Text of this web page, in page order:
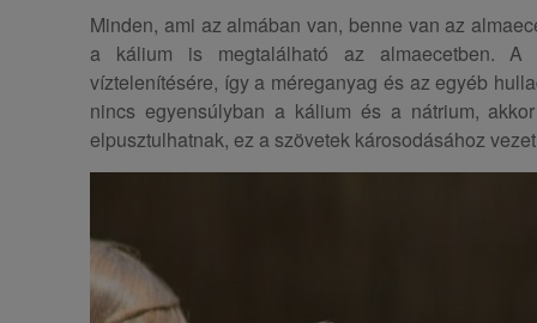
Minden, ami az almában van, benne van az
a kálium is megtalálható az almaecetben.
víztelenítésére, így a méreganyag és az egyéb
nincs egyensúlyban a kálium és a nátrium,
elpusztulhatnak, ez a szövetek károsodásához